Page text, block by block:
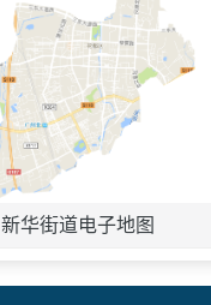
新华街道电子地图